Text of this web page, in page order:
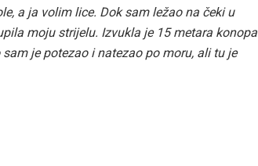
a ja volim lice. Dok sam ležao na čeki u
moju strijelu. Izvukla je 15 metara konopa
je potezao i natezao po moru, ali tu je